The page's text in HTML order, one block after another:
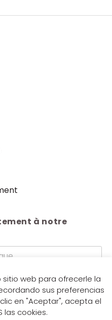
à notre
dupolitique de
web para ofrecerle la
sus preferencias
en "Aceptar", acepta el
las cookies.